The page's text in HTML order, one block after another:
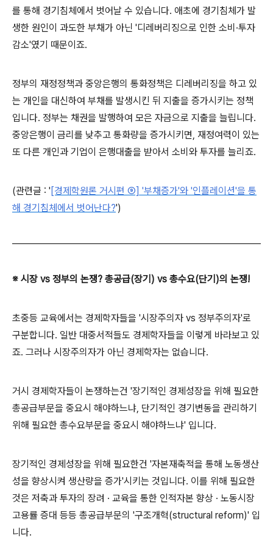
를 통해 경기침체에서 벗어날 수 있습니다. 애초에 경기침체가 발
생한 원인이 과도한 부채가 아닌 '디레버리징으로 인한 소비·투자
감소'였기 때문이죠.
정부의 재정정책과 중앙은행의 통화정책은 디레버리징을 하고 있
는 개인을 대신하여 부채를 발생시킨 뒤 지출을 증가시키는 정책
입니다. 정부는 채권을 발행하여 모은 자금으로 지출을 늘립니다.
중앙은행이 금리를 낮추고 통화량을 증가시키면, 재정여력이 있는
또 다른 개인과 기업이 은행대출을 받아서 소비와 투자를 늘리죠.
(관련글 : ' [경제학원론 거시편 ⑨] '부채증가'와 '인플레이션'을 통
해 경기침체에서 벗어난다?')
※ 시장 vs 정부의 논쟁? 총공급(장기) vs 총수요(단기)의 논쟁!
초중등 교육에서는 경제학자들을 '시장주의자 vs 정부주의자'로
구분합니다. 일반 대중서적들도 경제학자들을 이렇게 바라보고 있
죠. 그러나 시장주의자가 아닌 경제학자는 없습니다.
거시 경제학자들이 논쟁하는건 '장기적인 경제성장을 위해 필요한
총공급부문을 중요시 해야하느냐, 단기적인 경기변동을 관리하기
위해 필요한 총수요부문을 중요시 해야하느냐' 입니다.
장기적인 경제성장을 위해 필요한건 '자본재축적을 통해 노동생산
성을 향상시켜 생산량을 증가'시키는 것입니다. 이를 위해 필요한
것은 저축과 투자의 장려 · 교육을 통한 인적자본 향상 · 노동시장
고용률 증대 등등 총공급부문의 '구조개혁(structural reform)' 입
니다.